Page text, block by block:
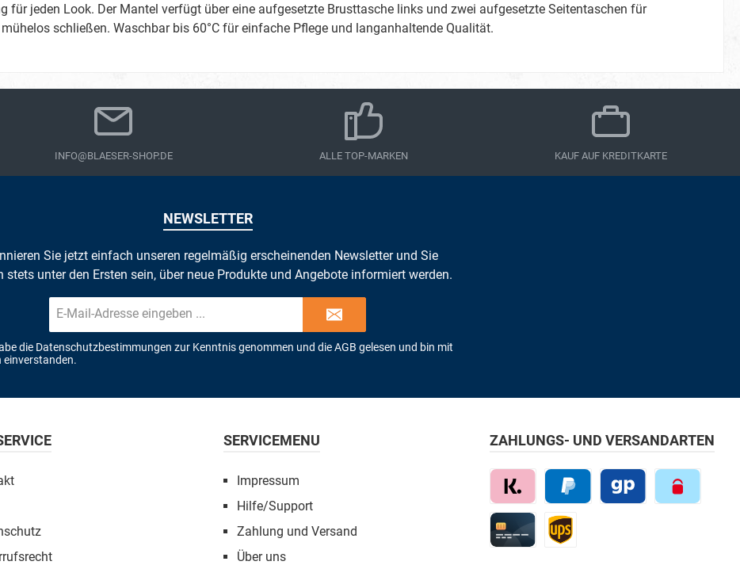
für jeden Look. Der Mantel verfügt über eine aufgesetzte Brusttasche links und zwei aufgesetzte Seitentaschen für
schließen. Waschbar bis 60°C für einfache Pflege und langanhaltende Qualität.
INFO@BLAESER-SHOP.DE ALLE TOP-MARKEN KAUF AUF KREDITKARTE
NEWSLETTER
Sie jetzt einfach unseren regelmäßig erscheinenden Newsletter und Sie
stets unter den Ersten sein, über neue Produkte und Angebote informiert werden.
Mail-
Adresse*
die Datenschutzbestimmungen zur Kenntnis genommen und dieAGB gelesen und bin mit
einverstanden.
SERVICEMENU
Impressum
Hilfe/Support
Zahlung und Versand
Über uns
ZAHLUNGS- UND VERSANDARTEN